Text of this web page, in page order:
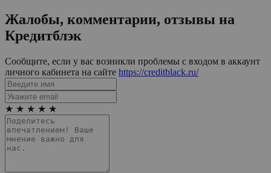
Жалобы, комментарии, отзывы на
Кредитблэк
Сообщите, если у вас возникли проблемы с входом в аккаунт
личного кабинета на сайте https://creditblack.ru/
★ ★ ★ ★ ★